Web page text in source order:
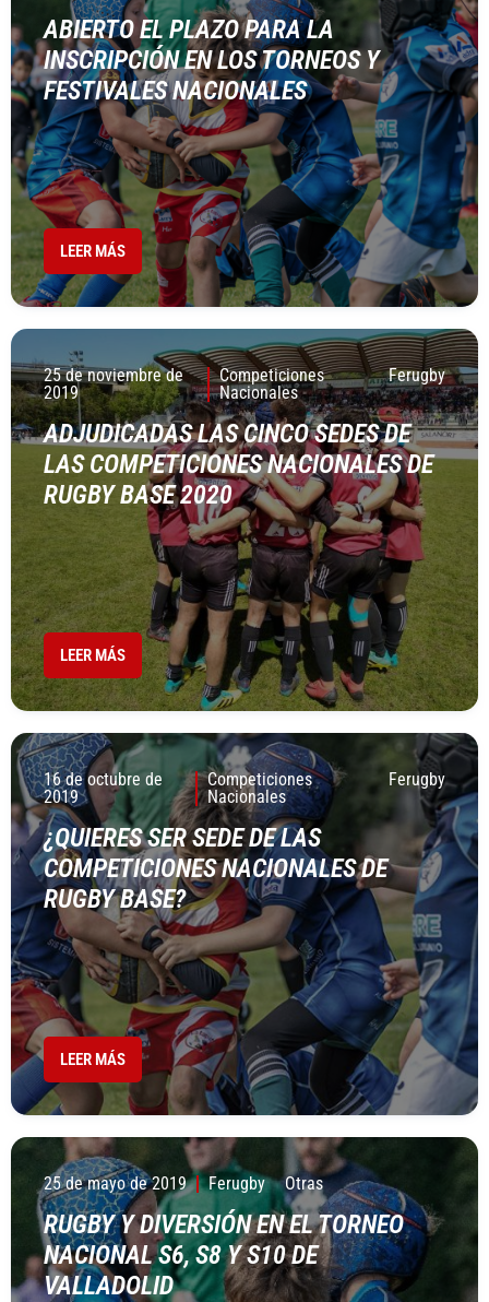
ABIERTO EL PLAZO PARA LA
INSCRIPCIÓN EN LOS TORNEOS Y
FESTIVALES NACIONALES
LEER MÁS
25 de noviembre de
2019
Competiciones
Nacionales
Ferugby
ADJUDICADAS LAS CINCO SEDES DE
LAS COMPETICIONES NACIONALES DE
RUGBY BASE 2020
LEER MÁS
16 de octubre de
2019
Competiciones
Nacionales
Ferugby
¿QUIERES SER SEDE DE LAS
COMPETICIONES NACIONALES DE
RUGBY BASE?
LEER MÁS
25 de mayo de 2019 Ferugby Otras
RUGBY Y DIVERSIÓN EN EL TORNEO
NACIONAL S6, S8 Y S10 DE
VALLADOLID